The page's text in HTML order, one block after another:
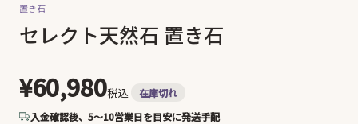
置き石
セレクト天然石 置き石
¥60,980税込
在庫切れ
入金確認後、5〜10営業日を目安に発送手配